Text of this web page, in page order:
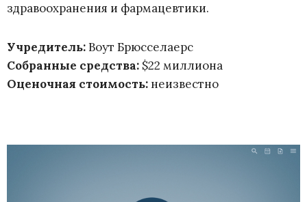
здравоохранения и фармацевтики.
Учредитель:Воут Брюсселаерс
Собранные средства: $22 миллиона
Оценочная стоимость: неизвестно